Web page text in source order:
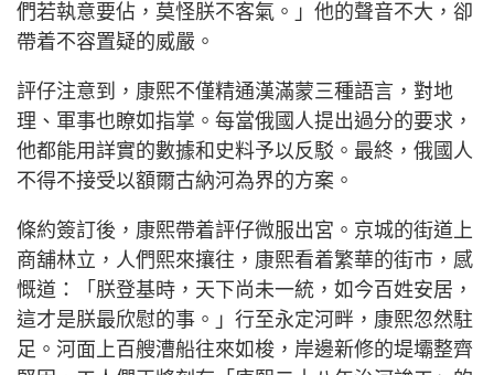
們若執意要佔，莫怪朕不客氣。」他的聲音不大，卻
帶着不容置疑的威嚴。
評仔注意到，康熙不僅精通漢滿蒙三種語言，對地
理、軍事也瞭如指掌。每當俄國人提出過分的要求，
他都能用詳實的數據和史料予以反駁。最終，俄國人
不得不接受以額爾古納河為界的方案。
條約簽訂後，康熙帶着評仔微服出宮。京城的街道上
商舖林立，人們熙來攘往，康熙看着繁華的街市，感
慨道：「朕登基時，天下尚未一統，如今百姓安居，
這才是朕最欣慰的事。」行至永定河畔，康熙忽然駐
足。河面上百艘漕船往來如梭，岸邊新修的堤壩整齊